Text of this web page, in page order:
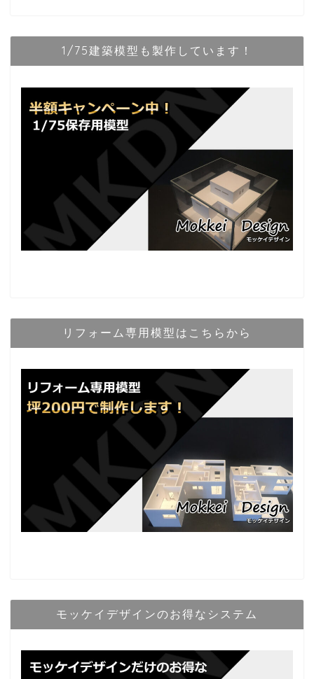
1/75建築模型も製作しています！
リフォーム専用模型はこちらから
モッケイデザインのお得なシステム